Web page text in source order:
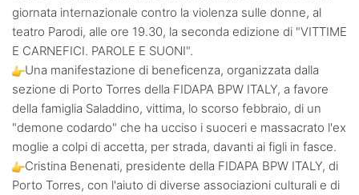
giornata internazionale contro la violenza sulle donne, al
teatro Parodi, alle ore 19.30, la seconda edizione di "VITTIME
E CARNEFICI. PAROLE E SUONI".
Una manifestazione di beneficenza, organizzata dalla
sezione di Porto Torres della FIDAPA BPW ITALY, a favore
della famiglia Saladdino, vittima, lo scorso febbraio, di un
"demone codardo" che ha ucciso i suoceri e massacrato l'ex
moglie a colpi di accetta, per strada, davanti ai figli in fasce.
Cristina Benenati, presidente della FIDAPA BPW ITALY, di
Porto Torres, con l'aiuto di diverse associazioni culturali e di